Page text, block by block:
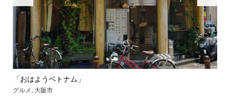
「おはようベトナム」
グルメ , 大阪市